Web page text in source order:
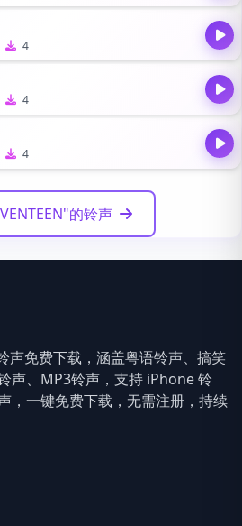
4
4
4
的铃声
声免费下载，涵盖粤语铃声、搞笑
声、MP3铃声，支持 iPhone 铃
，一键免费下载，无需注册，持续